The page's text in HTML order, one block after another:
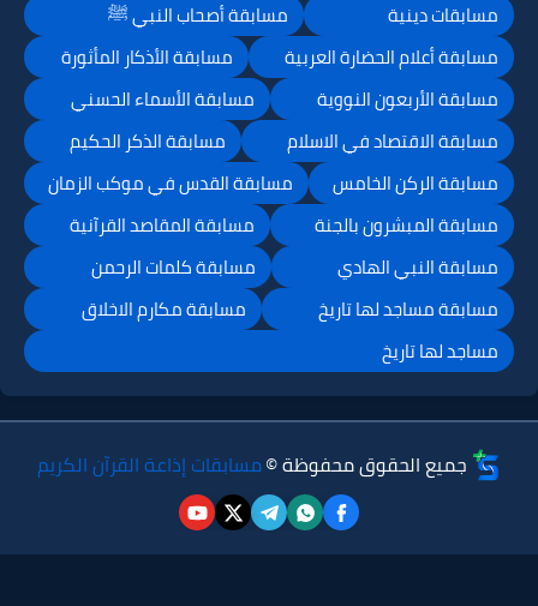
مسابقات دينية
مسابقة أصحاب النبي ﷺ
مسابقة أعلام الحضارة العربية
مسابقة الأذكار المأثورة
مسابقة الأربعون النووية
مسابقة الأسماء الحسني
مسابقة الاقتصاد في الاسلام
مسابقة الذكر الحكيم
مسابقة الركن الخامس
مسابقة القدس في موكب الزمان
مسابقة المبشرون بالجنة
مسابقة المقاصد القرآنية
مسابقة النبي الهادي
مسابقة كلمات الرحمن
مسابقة مساجد لها تاريخ
مسابقة مكارم الاخلاق
مساجد لها تاريخ
جميع الحقوق محفوظة ©مسابقات إذاعة القرآن الكريم